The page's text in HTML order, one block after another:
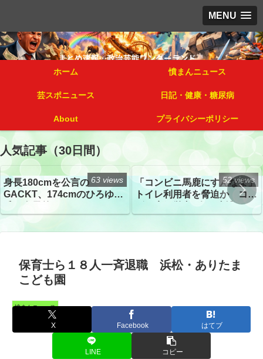
MENU
ホーム 憤まんニュース
芸スポニュース 日記・健康・糖尿病
About プライバシーポリシー
人気記事（30日間）
身長180cmを公言の
GACKT、174cmのひろゆき
トざわつき イベントでの写
真が話題
63 views
「コンビニ馬鹿にすんなよ」
トイレ利用者を脅迫か コン
52 views
保育士ら１８人一斉退職 浜松・ありたま
こども園
憤まんニュース
X Facebook はてブ
LINE コピー